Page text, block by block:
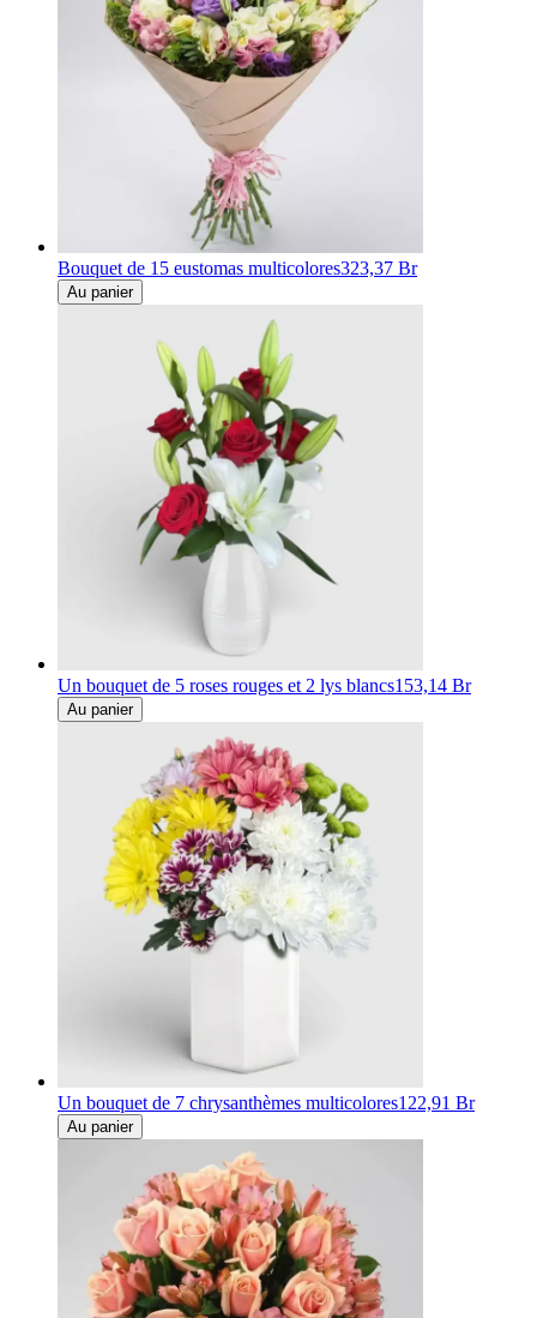
Bouquet de 15 eustomas multicolores323,37 Br
Au panier
Un bouquet de 5 roses rouges et 2 lys blancs153,14 Br
Au panier
Un bouquet de 7 chrysanthèmes multicolores122,91 Br
Au panier